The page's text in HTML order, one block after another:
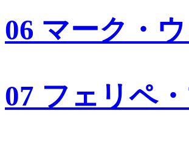
06 マーク・
07 フェリペ